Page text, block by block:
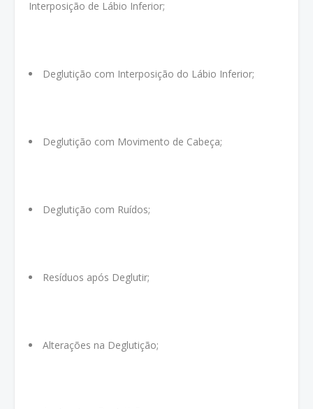
Interposição de Lábio Inferior;
Deglutição com Interposição do Lábio Inferior;
Deglutição com Movimento de Cabeça;
Deglutição com Ruídos;
Resíduos após Deglutir;
Alterações na Deglutição;